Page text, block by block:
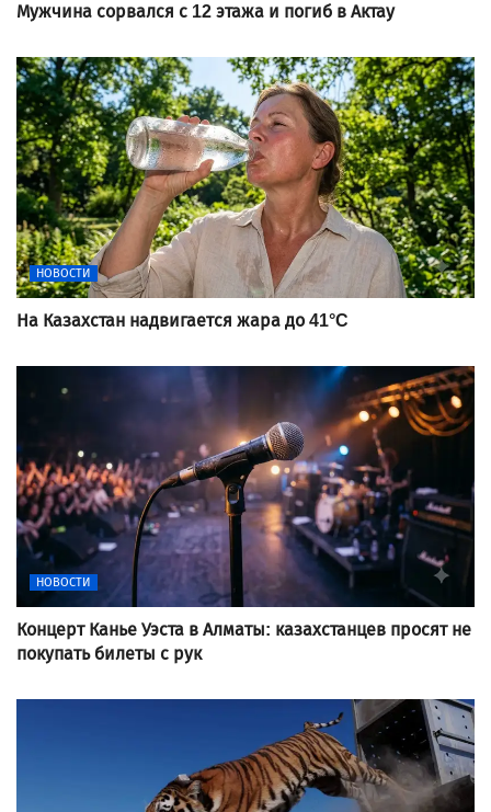
Мужчина сорвался с 12 этажа и погиб в Актау
НОВОСТИ
На Казахстан надвигается жара до 41°C
НОВОСТИ
Концерт Канье Уэста в Алматы: казахстанцев просят не
покупать билеты с рук